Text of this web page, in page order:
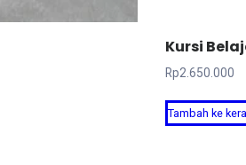
Kursi
Rp2.650.000
Tambah ke